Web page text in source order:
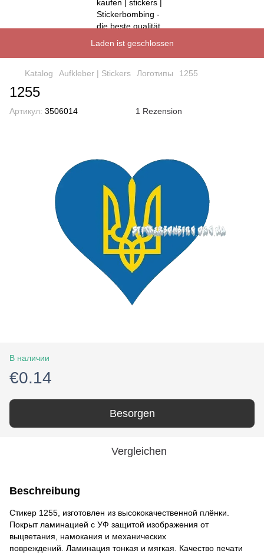
Laden ist geschlossen
Katalog Aufkleber | Stickers Логотипы 1255
1255
Артикул: 3506014 1 Rezension
В наличии
€0.14
Besorgen
Vergleichen
Beschreibung
Стикер 1255, изготовлен из высококачественной плёнки.
Покрыт ламинацией с УФ защитой изображения от
выцветания, намокания и механических
повреждений. Ламинация тонкая и мягкая. Качество печати